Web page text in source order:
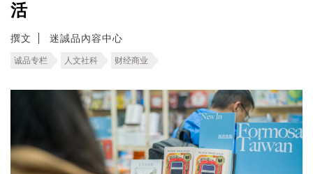
活
撰文 迷誠品內容中心
诚品专栏 人文社科 财经商业